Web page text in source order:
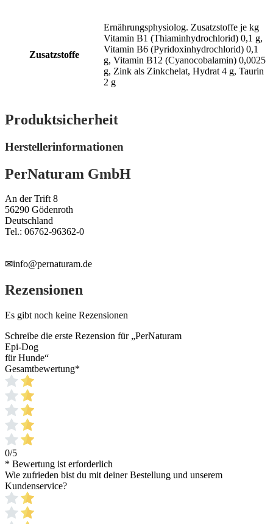
Zusatzstoffe
Ernährungsphysiolog. Zusatzstoffe je kg
Vitamin B1 (Thiaminhydrochlorid) 0,1 g,
Vitamin B6 (Pyridoxinhydrochlorid) 0,1
g, Vitamin B12 (Cyanocobalamin) 0,0025
g, Zink als Zinkchelat, Hydrat 4 g, Taurin
2 g
Produktsicherheit
Herstellerinformationen
PerNaturam GmbH
An der Trift 8
56290 Gödenroth
Deutschland
Tel.: 06762-96362-0
✉info@pernaturam.de
Rezensionen
Es gibt noch keine Rezensionen
Schreibe die erste Rezension für „PerNaturam
Epi-Dog
für Hunde“
Gesamtbewertung*
0/5
* Bewertung ist erforderlich
Wie zufrieden bist du mit deiner Bestellung und unserem
Kundenservice?